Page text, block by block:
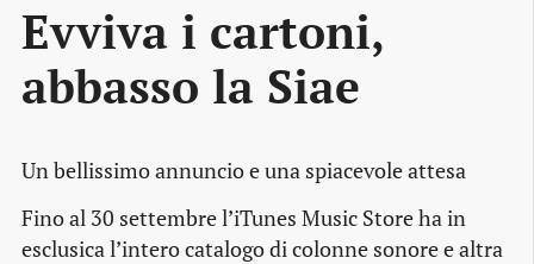
Evviva i cartoni,
abbasso la Siae
Un bellissimo annuncio e una spiacevole attesa
Fino al 30 settembre l’iTunes Music Store ha in
esclusica l’intero catalogo di colonne sonore e altra